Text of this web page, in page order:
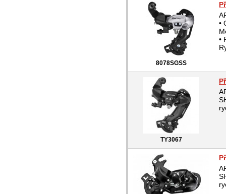
8078SGSS
•
•
TY3067